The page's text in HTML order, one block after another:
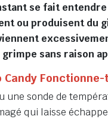
se fait
ou produisent du
sans raison
Candy
une sonde de
qui laisse